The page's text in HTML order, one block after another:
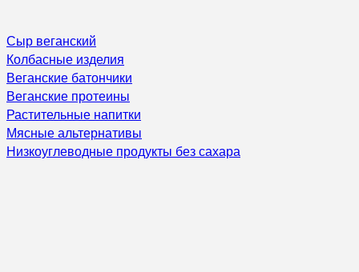
Сыр веганский
Колбасные изделия
Веганские батончики
Веганские протеины
Растительные напитки
Мясные альтернативы
Низкоуглеводные продукты без сахара